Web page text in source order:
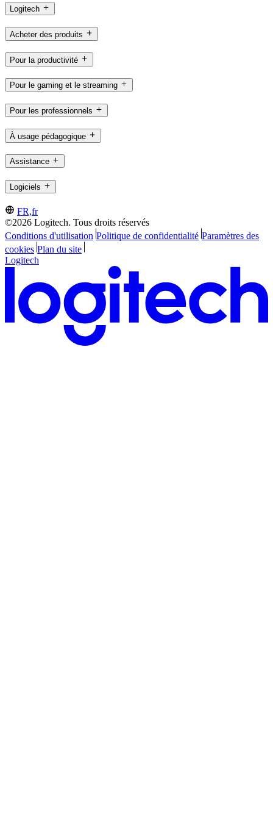
Logitech
Acheter des produits
Pour la productivité
Pour le gaming et le streaming
Pour les professionnels
À usage pédagogique
Assistance
Logiciels
FR,fr
©2026 Logitech. Tous droits réservés
Conditions d'utilisation Politique de confidentialité Paramètres des
cookies Plan du site
Logitech